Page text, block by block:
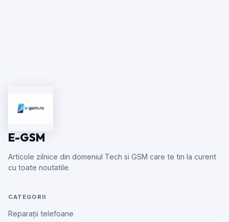
E-GSM
Articole zilnice din domeniul Tech si GSM care te tin la curent
cu toate noutatile.
CATEGORII
Reparații telefoane